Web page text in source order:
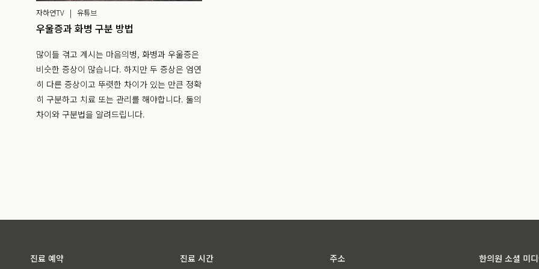
자하연TV | 유튜브
우울증과 화병 구분 방법
많이들 겪고 계시는 마음의병, 화병과 우울증은
비슷한 증상이 많습니다. 하지만 두 증상은 엄연
히 다른 증상이고 뚜렷한 차이가 있는 만큰 정확
히 구분하고 치료 또는 관리를 해야합니다. 둘의
차이와 구분법을 알려드립니다.
진료 예약 진료 시간 주소 한의원 소셜 미